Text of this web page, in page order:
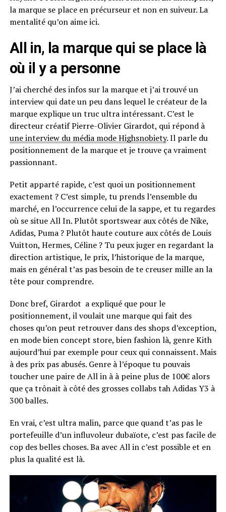
la marque se place en précurseur et non en suiveur. La
mentalité qu’on aime ici.
All in, la marque qui se place là
où il y a personne
J’ai cherché des infos sur la marque et j’ai trouvé un
interview qui date un peu dans lequel le créateur de la
marque explique un truc ultra intéressant. C’est le
directeur créatif Pierre-Olivier Girardot, qui répond à
une interview du média mode Highsnobiety. Il parle du
positionnement de la marque et je trouve ça vraiment
passionnant.
Petit apparté rapide, c’est quoi un positionnement
exactement ? C’est simple, tu prends l’ensemble du
marché, en l’occurrence celui de la sappe, et tu regardes
où se situe All In. Plutôt sportswear aux côtés de Nike,
Adidas, Puma ? Plutôt haute couture aux côtés de Louis
Vuitton, Hermes, Céline ? Tu peux juger en regardant la
direction artistique, le prix, l’historique de la marque,
mais en général t’as pas besoin de te creuser mille an la
tête pour comprendre.
Donc bref, Girardot a expliqué que pour le
positionnement, il voulait une marque qui fait des
choses qu’on peut retrouver dans des shops d’exception,
en mode bien concept store, bien fashion là, genre Kith
aujourd’hui par exemple pour ceux qui connaissent. Mais
à des prix pas abusés. Genre à l’époque tu pouvais
toucher une paire de All in à à peine plus de 100€ alors
que ça trônait à côté des grosses collabs tah Adidas Y3 à
300 balles.
En vrai, c’est ultra malin, parce que quand t’as pas le
portefeuille d’un influvoleur dubaïote, c’est pas facile de
cop des belles choses. Ba avec All in c’est possible et en
plus la qualité est là.